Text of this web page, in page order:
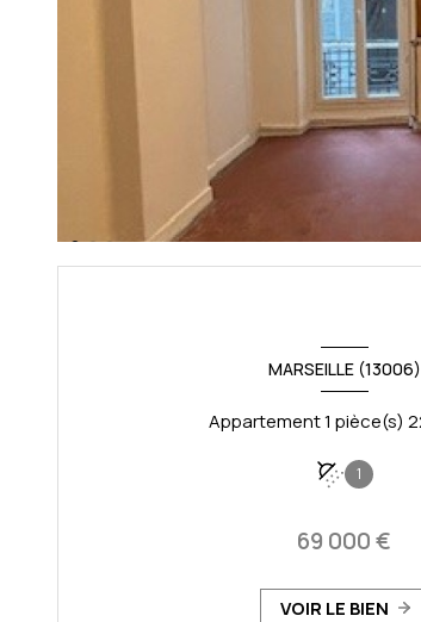
MARSEILLE (13006)
1
69 000 €
VOIR LE BIEN